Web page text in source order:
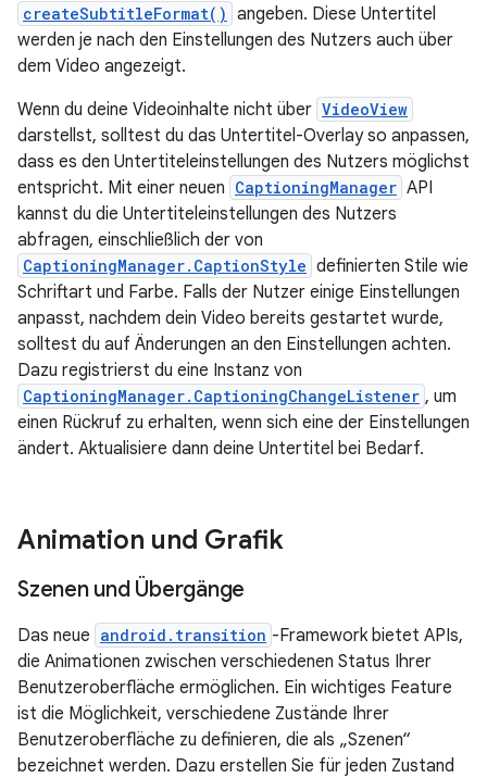
createSubtitleFormat() angeben. Diese Untertitel
werden je nach den Einstellungen des Nutzers auch über
dem Video angezeigt.
Wenn du deine Videoinhalte nicht über VideoView
darstellst, solltest du das Untertitel-Overlay so anpassen,
dass es den Untertiteleinstellungen des Nutzers möglichst
entspricht. Mit einer neuen CaptioningManager API
kannst du die Untertiteleinstellungen des Nutzers
abfragen, einschließlich der von
CaptioningManager.CaptionStyle definierten Stile wie
Schriftart und Farbe. Falls der Nutzer einige Einstellungen
anpasst, nachdem dein Video bereits gestartet wurde,
solltest du auf Änderungen an den Einstellungen achten.
Dazu registrierst du eine Instanz von
CaptioningManager.CaptioningChangeListener , um
einen Rückruf zu erhalten, wenn sich eine der Einstellungen
ändert. Aktualisiere dann deine Untertitel bei Bedarf.
Animation und Grafik
Szenen und Übergänge
Das neue android.transition -Framework bietet APIs,
die Animationen zwischen verschiedenen Status Ihrer
Benutzeroberfläche ermöglichen. Ein wichtiges Feature
ist die Möglichkeit, verschiedene Zustände Ihrer
Benutzeroberfläche zu definieren, die als „Szenen“
bezeichnet werden. Dazu erstellen Sie für jeden Zustand